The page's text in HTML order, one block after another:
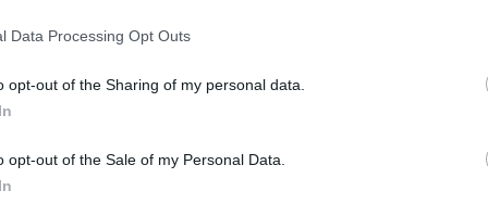
Data Processing Opt Outs
opt-out of the Sharing of my personal data.
opt-out of the Sale of my Personal Data.
ενθουσιασμένοι ή
δεν ξέρω τι ακριβώς έχει
αλλά μπορώ να πω πως βλέπεται